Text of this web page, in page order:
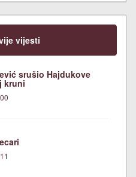
vijesti
srušio Hajdukove
kruni